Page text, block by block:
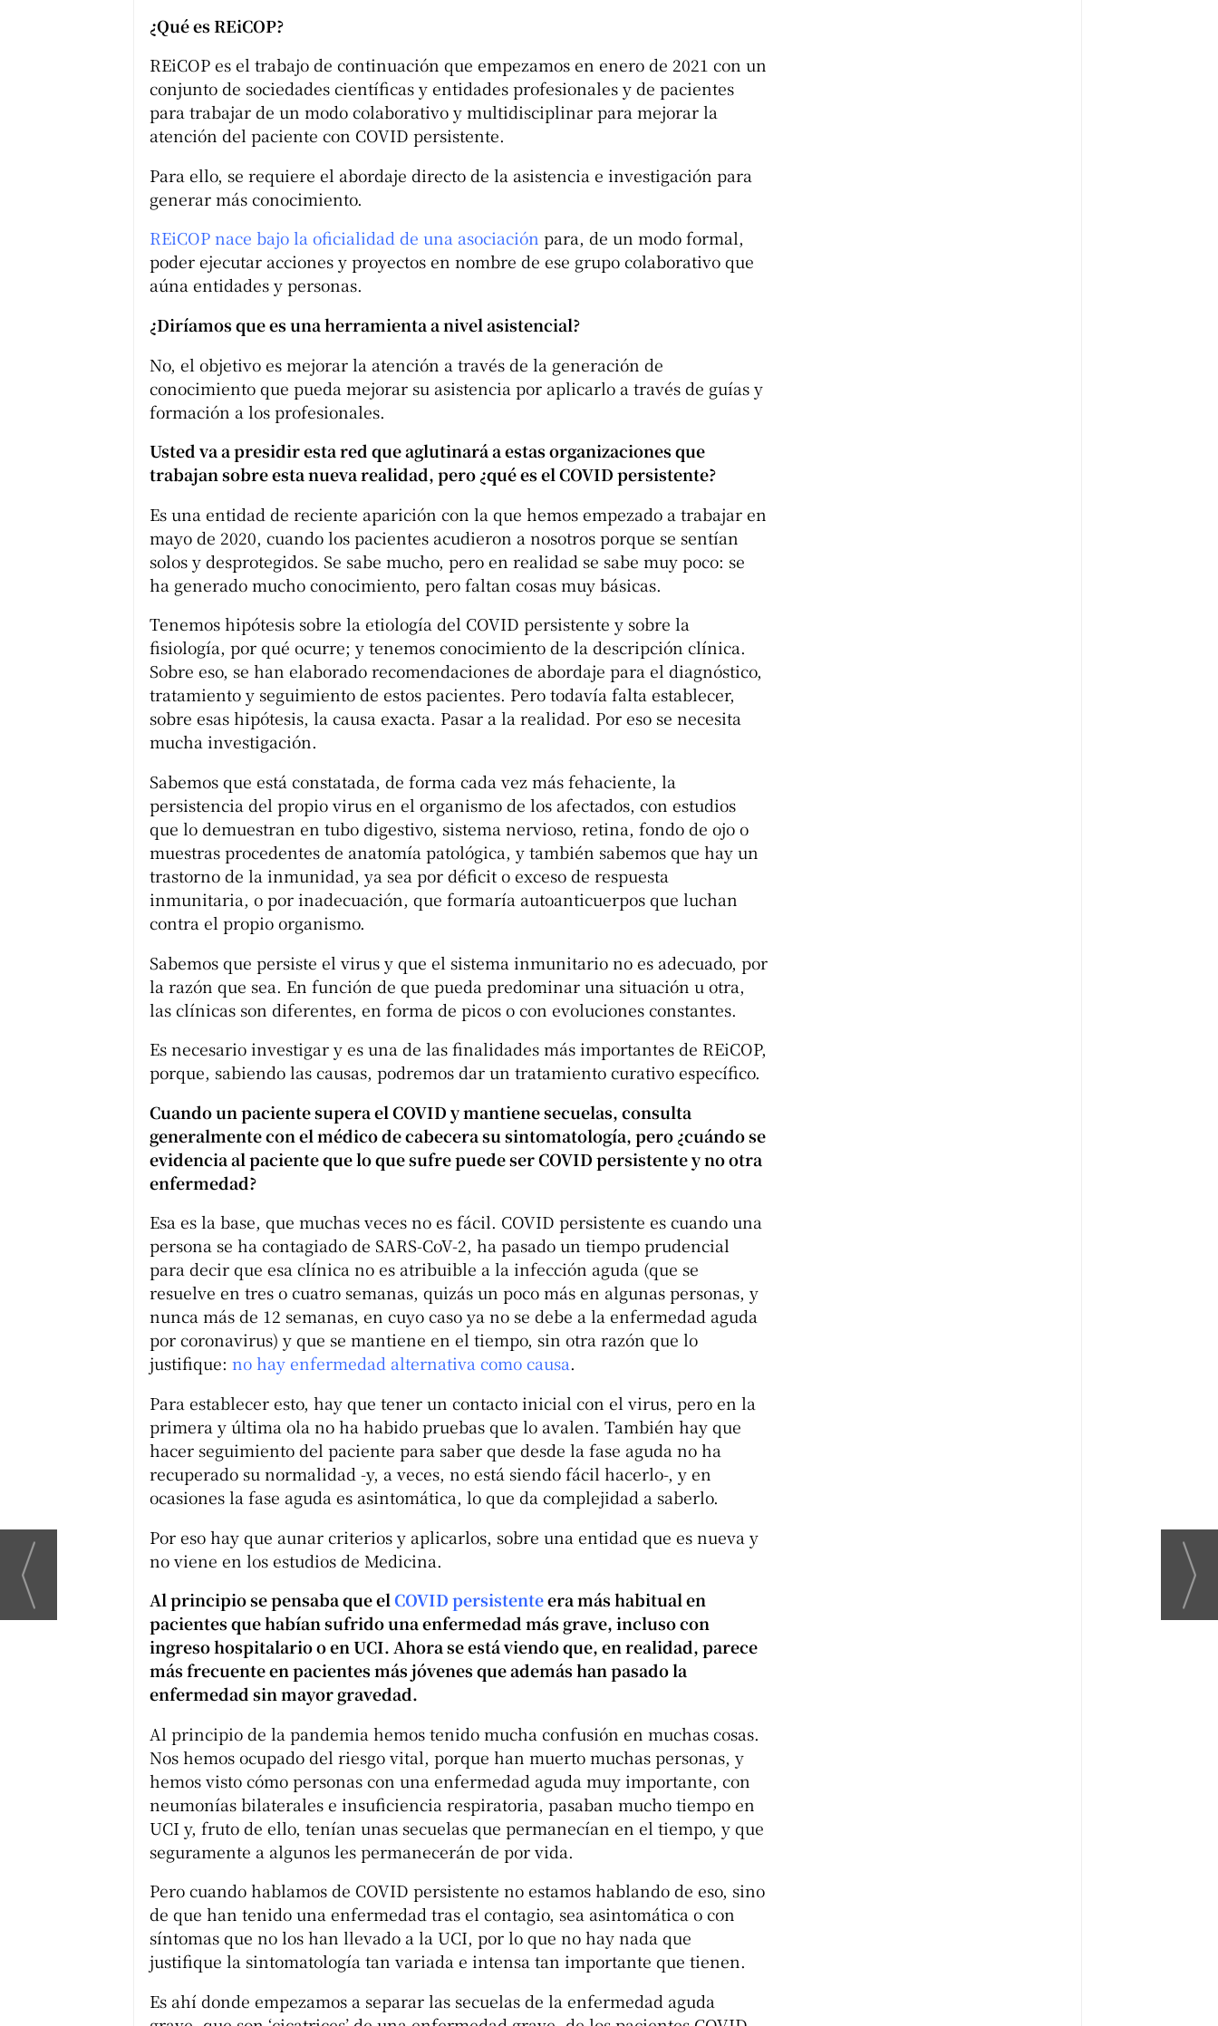
¿Qué es REiCOP?
REiCOP es el trabajo de continuación que empezamos en enero de 2021 con un
conjunto de sociedades científicas y entidades profesionales y de pacientes
para trabajar de un modo colaborativo y multidisciplinar para mejorar la
atención del paciente con COVID persistente.
Para ello, se requiere el abordaje directo de la asistencia e investigación para
generar más conocimiento.
REiCOP nace bajo la oficialidad de una asociación para, de un modo formal,
poder ejecutar acciones y proyectos en nombre de ese grupo colaborativo que
aúna entidades y personas.
¿Diríamos que es una herramienta a nivel asistencial?
No, el objetivo es mejorar la atención a través de la generación de
conocimiento que pueda mejorar su asistencia por aplicarlo a través de guías y
formación a los profesionales.
Usted va a presidir esta red que aglutinará a estas organizaciones que
trabajan sobre esta nueva realidad, pero ¿qué es el COVID persistente?
Es una entidad de reciente aparición con la que hemos empezado a trabajar en
mayo de 2020, cuando los pacientes acudieron a nosotros porque se sentían
solos y desprotegidos. Se sabe mucho, pero en realidad se sabe muy poco: se
ha generado mucho conocimiento, pero faltan cosas muy básicas.
Tenemos hipótesis sobre la etiología del COVID persistente y sobre la
fisiología, por qué ocurre; y tenemos conocimiento de la descripción clínica.
Sobre eso, se han elaborado recomendaciones de abordaje para el diagnóstico,
tratamiento y seguimiento de estos pacientes. Pero todavía falta establecer,
sobre esas hipótesis, la causa exacta. Pasar a la realidad. Por eso se necesita
mucha investigación.
Sabemos que está constatada, de forma cada vez más fehaciente, la
persistencia del propio virus en el organismo de los afectados, con estudios
que lo demuestran en tubo digestivo, sistema nervioso, retina, fondo de ojo o
muestras procedentes de anatomía patológica, y también sabemos que hay un
trastorno de la inmunidad, ya sea por déficit o exceso de respuesta
inmunitaria, o por inadecuación, que formaría autoanticuerpos que luchan
contra el propio organismo.
Sabemos que persiste el virus y que el sistema inmunitario no es adecuado, por
la razón que sea. En función de que pueda predominar una situación u otra,
las clínicas son diferentes, en forma de picos o con evoluciones constantes.
Es necesario investigar y es una de las finalidades más importantes de REiCOP,
porque, sabiendo las causas, podremos dar un tratamiento curativo específico.
Cuando un paciente supera el COVID y mantiene secuelas, consulta
generalmente con el médico de cabecera su sintomatología, pero ¿cuándo se
evidencia al paciente que lo que sufre puede ser COVID persistente y no otra
enfermedad?
Esa es la base, que muchas veces no es fácil. COVID persistente es cuando una
persona se ha contagiado de SARS-CoV-2, ha pasado un tiempo prudencial
para decir que esa clínica no es atribuible a la infección aguda (que se
resuelve en tres o cuatro semanas, quizás un poco más en algunas personas, y
nunca más de 12 semanas, en cuyo caso ya no se debe a la enfermedad aguda
por coronavirus) y que se mantiene en el tiempo, sin otra razón que lo
justifique: no hay enfermedad alternativa como causa.
Para establecer esto, hay que tener un contacto inicial con el virus, pero en la
primera y última ola no ha habido pruebas que lo avalen. También hay que
hacer seguimiento del paciente para saber que desde la fase aguda no ha
recuperado su normalidad -y, a veces, no está siendo fácil hacerlo-, y en
ocasiones la fase aguda es asintomática, lo que da complejidad a saberlo.
Por eso hay que aunar criterios y aplicarlos, sobre una entidad que es nueva y
no viene en los estudios de Medicina.
Al principio se pensaba que elCOVID persistenteera más habitual en
pacientes que habían sufrido una enfermedad más grave, incluso con
ingreso hospitalario o en UCI. Ahora se está viendo que, en realidad, parece
más frecuente en pacientes más jóvenes que además han pasado la
enfermedad sin mayor gravedad.
Al principio de la pandemia hemos tenido mucha confusión en muchas cosas.
Nos hemos ocupado del riesgo vital, porque han muerto muchas personas, y
hemos visto cómo personas con una enfermedad aguda muy importante, con
neumonías bilaterales e insuficiencia respiratoria, pasaban mucho tiempo en
UCI y, fruto de ello, tenían unas secuelas que permanecían en el tiempo, y que
seguramente a algunos les permanecerán de por vida.
Pero cuando hablamos de COVID persistente no estamos hablando de eso, sino
de que han tenido una enfermedad tras el contagio, sea asintomática o con
síntomas que no los han llevado a la UCI, por lo que no hay nada que
justifique la sintomatología tan variada e intensa tan importante que tienen.
Es ahí donde empezamos a separar las secuelas de la enfermedad aguda